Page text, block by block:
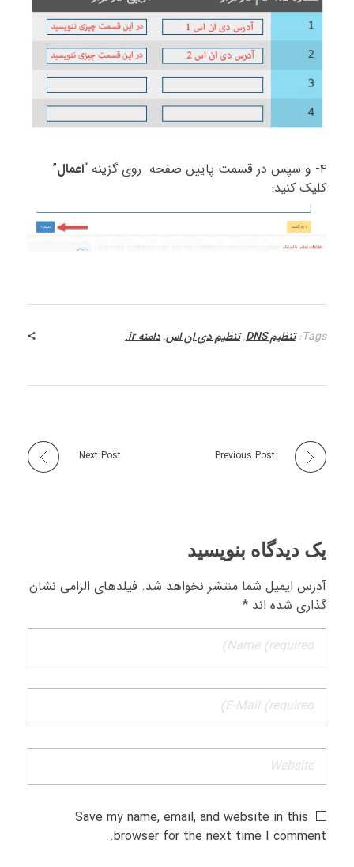
۴- و سپس در قسمت پایین صفحه روی گزینه “ اعمال”
کلیک کنید:
Tags: تنظیم DNS ,تنظیم دی ان اس,دامنه ir.
Previous Post
Next Post
یک دیدگاه بنویسید
آدرس ایمیل شما منتشر نخواهد شد. فیلدهای الزامی نشان
گذاری شده اند *
Save my name, email, and website in this
browser for the next time I comment.